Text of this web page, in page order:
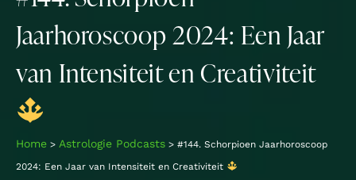
Jaarhoroscoop 2024: Een Jaar
van Intensiteit en Creativiteit
Home > Astrologie Podcasts > #144. Schorpioen Jaarhoroscoop
2024: Een Jaar van Intensiteit en Creativiteit